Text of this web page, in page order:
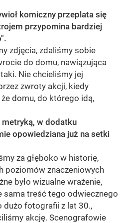
komiczny przeplata się
przypomina bardziej
zdjęcia, zdaliśmy sobie
do domu, nawiązująca
Nie chcieliśmy jej
zwroty akcji, kiedy
domu, do którego idą,
metryką, w dodatku
opowiedziana już na setki
za głęboko w historię,
poziomów znaczeniowych
było wizualne wrażenie,
sama treść tego odwiecznego
dużo fotografii z lat 30.,
akcję. Scenografowie